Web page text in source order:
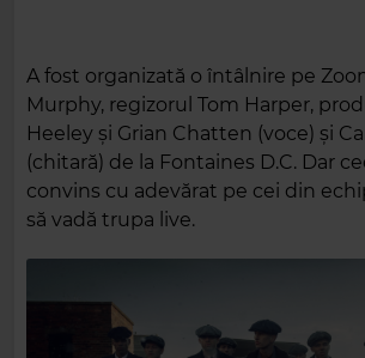
A fost organizată o întâlnire pe
Murphy, regizorul Tom Harper,
Heeley și Grian Chatten (voce) și
(chitară) de la Fontaines D.C. Dar
convins cu adevărat pe cei din
să vadă trupa live.